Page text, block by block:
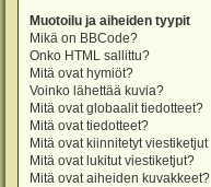
Muotoilu ja aiheiden tyypit
Mikä on BBCode?
Onko HTML sallittu?
Mitä ovat hymiöt?
Voinko lähettää kuvia?
Mitä ovat globaalit tiedotteet?
Mitä ovat tiedotteet?
Mitä ovat kiinnitetyt viestiketjut
Mitä ovat lukitut viestiketjut?
Mitä ovat aiheiden kuvakkeet?